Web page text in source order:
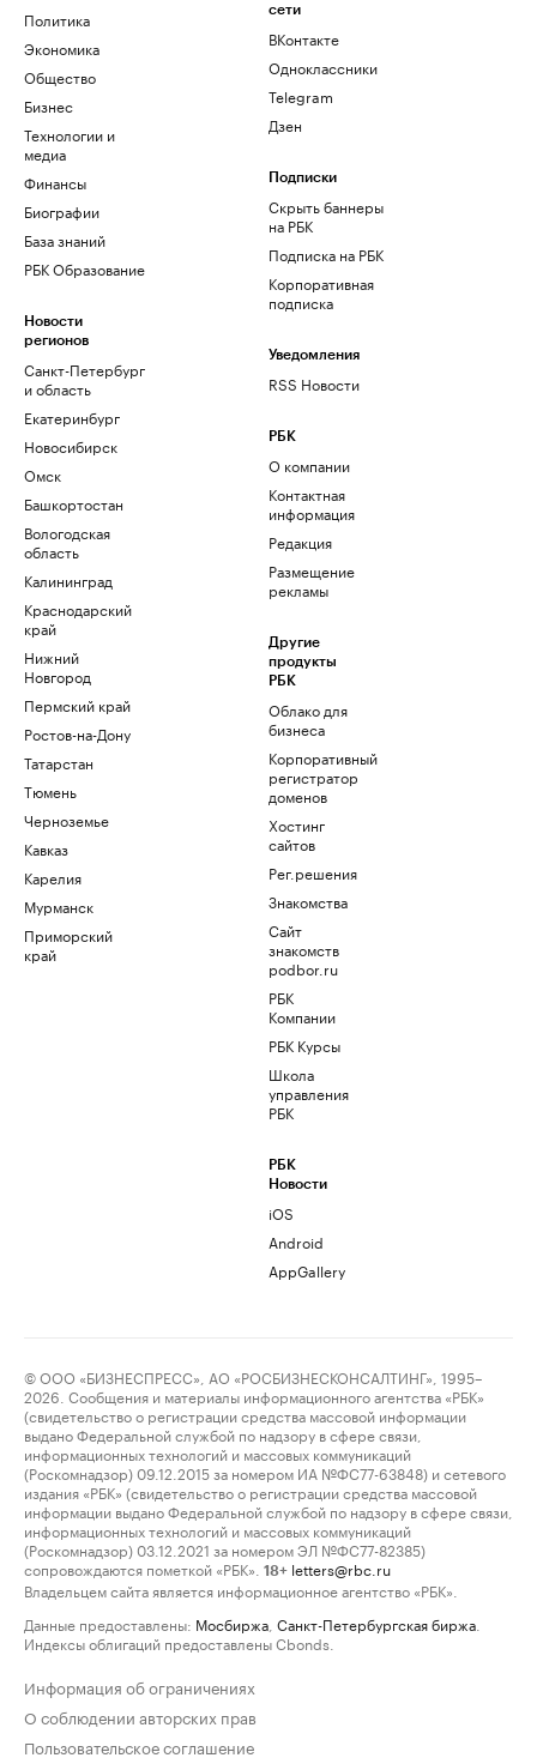
Политика
Экономика
Общество
Бизнес
Технологии и
медиа
Финансы
Биографии
База знаний
РБК Образование
Новости
регионов
Санкт-Петербург
и область
Екатеринбург
Новосибирск
Омск
Башкортостан
Вологодская
область
Калининград
Краснодарский
край
Нижний
Новгород
Пермский край
Ростов-на-Дону
Татарстан
Тюмень
Черноземье
Кавказ
Карелия
Мурманск
Приморский
край
сети
ВКонтакте
Одноклассники
Telegram
Дзен
Подписки
Скрыть баннеры
на РБК
Подписка на РБК
Корпоративная
подписка
Уведомления
RSS Новости
РБК
О компании
Контактная
информация
Редакция
Размещение
рекламы
Другие
продукты
РБК
Облако для
бизнеса
Корпоративный
регистратор
доменов
Хостинг
сайтов
Рег.решения
Знакомства
Сайт
знакомств
podbor.ru
РБК
Компании
РБК Курсы
Школа
управления
РБК
РБК
Новости
iOS
Android
AppGallery
© ООО «БИЗНЕСПРЕСС», АО «РОСБИЗНЕСКОНСАЛТИНГ», 1995–
2026. Сообщения и материалы информационного агентства «РБК»
(свидетельство о регистрации средства массовой информации
выдано Федеральной службой по надзору в сфере связи,
информационных технологий и массовых коммуникаций
(Роскомнадзор) 09.12.2015 за номером ИА №ФС77-63848) и сетевого
издания «РБК» (свидетельство о регистрации средства массовой
информации выдано Федеральной службой по надзору в сфере связи,
информационных технологий и массовых коммуникаций
(Роскомнадзор) 03.12.2021 за номером ЭЛ №ФС77-82385)
сопровождаются пометкой «РБК».
18+ letters@rbc.ru
Владельцем сайта является информационное агентство «РБК».
Данные предоставлены: Мосбиржа Санкт-Петербургская биржа
Индексы облигаций предоставлены Cbonds.
Информация об ограничениях
О соблюдении авторских прав
Пользовательское соглашение